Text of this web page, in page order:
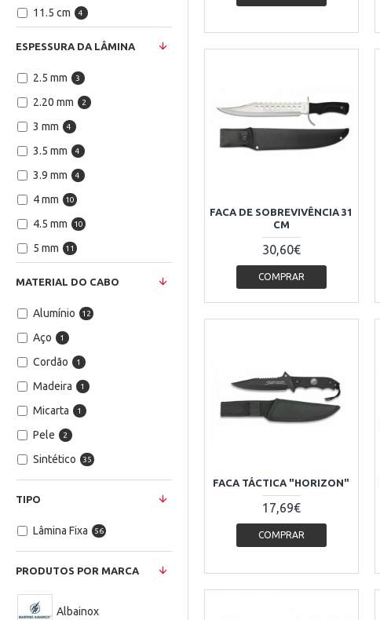
PRODUTOS POR MARCA
Albainox
11.5 cm 4
13 cm 6
13.5 cm 2
14 cm 7
15 cm 2
15.5 cm 1
16 cm 2
17 cm 1
17.5 cm
18 cm 4
19.5 cm
ESPESSURA DA LÂMINA
2.5 mm 3
2.20 mm 2
3 mm 4
3.5 mm 4
3.9 mm 4
4 mm 10
4.5 mm 10
5 mm 11
MATERIAL DO CABO
Alumínio 12
Aço 1
Cordão 1
Madeira 1
Micarta 1
Pele 2
Sintético 35
TIPO
Lâmina Fixa 56
FACA DE SOBREVIVÊNCIA 31
CM
30,60€
COMPRAR
FACA TÁCTICA "HORIZON"
17,69€
COMPRAR